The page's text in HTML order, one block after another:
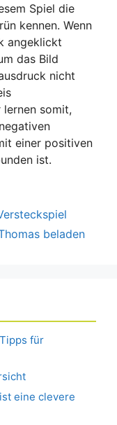
Spiel die
kennen. Wenn
angeklickt
das Bild
nicht
somit,
einer positiven
ist.
beladen
für
eine clevere